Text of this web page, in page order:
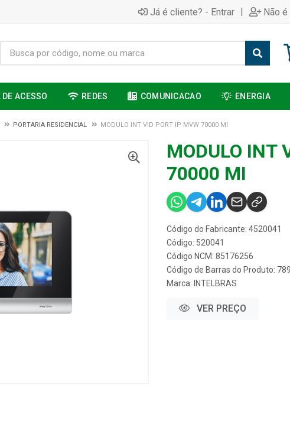
Já é cliente? - Entrar | Não
ACESSO REDES COMUNICACAO ENERGIA
PORTARIA RESIDENCIAL MODULO INT VID PORT IP MVW 70000 MI
MODULO INT
70000 MI
Código do Fabricante: 4520041
Código: 520041
Código NCM: 85176256
Código de Barras do Produto:
Marca: INTELBRAS
VER PREÇO